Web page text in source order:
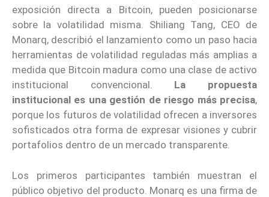
exposición directa a Bitcoin, pueden posicionarse
sobre la volatilidad misma. Shiliang Tang, CEO de
Monarq, describió el lanzamiento como un paso hacia
herramientas de volatilidad reguladas más amplias a
medida que Bitcoin madura como una clase de activo
institucional convencional. La propuesta
institucional es una gestión de riesgo más precisa,
porque los futuros de volatilidad ofrecen a inversores
sofisticados otra forma de expresar visiones y cubrir
portafolios dentro de un mercado transparente.
Los primeros participantes también muestran el
público objetivo del producto. Monarq es una firma de